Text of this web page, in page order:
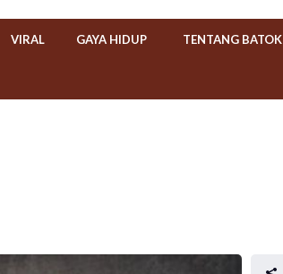
VIRAL GAYA HIDUP TENTANG BATOK